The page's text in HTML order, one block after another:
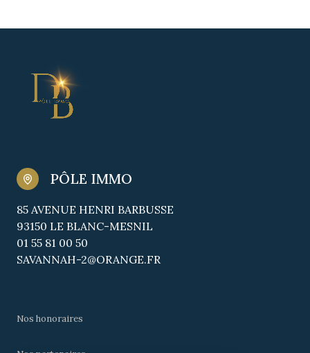
PÔLE IMMO
85 AVENUE HENRI BARBUSSE
93150 LE BLANC-MESNIL
01 55 81 00 50
SAVANNAH-2@ORANGE.FR
Nos honoraires